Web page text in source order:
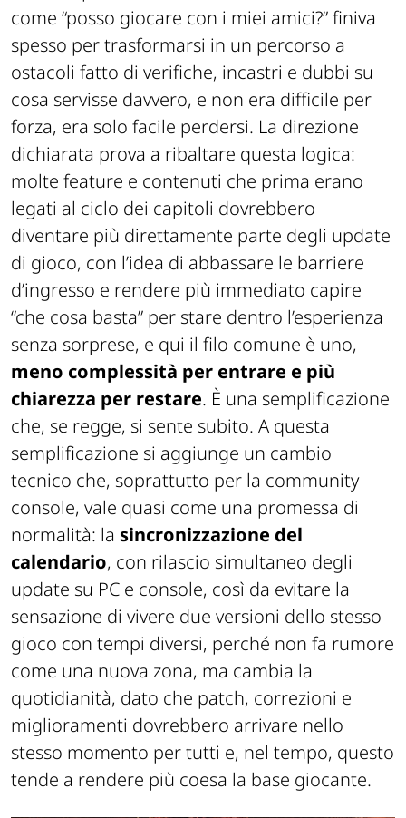
DLC e capitoli, anche una domanda banale
come “posso giocare con i miei amici?” finiva
spesso per trasformarsi in un percorso a
ostacoli fatto di verifiche, incastri e dubbi su
cosa servisse davvero, e non era difficile per
forza, era solo facile perdersi. La direzione
dichiarata prova a ribaltare questa logica:
molte feature e contenuti che prima erano
legati al ciclo dei capitoli dovrebbero
diventare più direttamente parte degli update
di gioco, con l’idea di abbassare le barriere
d’ingresso e rendere più immediato capire
“che cosa basta” per stare dentro l’esperienza
senza sorprese, e qui il filo comune è uno,
meno complessità per entrare e più
chiarezza per restare. È una semplificazione
che, se regge, si sente subito. A questa
semplificazione si aggiunge un cambio
tecnico che, soprattutto per la community
console, vale quasi come una promessa di
normalità: lasincronizzazione del
calendario, con rilascio simultaneo degli
update su PC e console, così da evitare la
sensazione di vivere due versioni dello stesso
gioco con tempi diversi, perché non fa rumore
come una nuova zona, ma cambia la
quotidianità, dato che patch, correzioni e
miglioramenti dovrebbero arrivare nello
stesso momento per tutti e, nel tempo, questo